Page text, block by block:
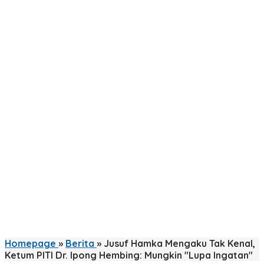
Homepage » Berita » Jusuf Hamka Mengaku Tak Kenal,
Ketum PITI Dr. Ipong Hembing: Mungkin "Lupa Ingatan"